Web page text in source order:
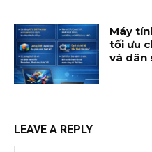
Máy
tối ưu
và dân
LEAVE A REPLY